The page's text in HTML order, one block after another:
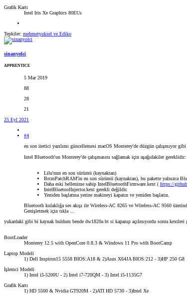
Grafik Kartı
Intel Iris Xe Graphics 80EUs
Tepkiler: mehmetyuksel ve Ediko
sinanyolci
APPRENTICE
5 Mar 2019
88
28
21
25 Eyl 2021
#4
en son üretici yazılımı güncellemesi macOS Monterey'de düzgün çalışmıyor
Intel Bluetooth'un Monterey'de çalışmasını sağlamak için aşağıdakiler gereklidir:
Lilu'nun en son sürümü (kaynaktan)
BrcmPatchRAM'in en son sürümü (kaynaktan), bu pakette yalnızca
Daha eski bellenime sahip IntelBluetoothFirmware.kext ( https://
IntelBluetoolInjector.kext gerekli değildir.
Yeniden başlatma yerine makineyi kapatın ve yeniden başlatın.
Bluetooth kulaklığa ses akışı ile Wireless-AC 8265 ve Wireless-AC 9560
Genişletmek için tıkla ...
yukardaki gibi bi kaynak buldum bende dw1820a bt si kapanıp açılmıyordu sonra
BootLoader
Monterey 12.5 with OpenCore 0.8.3 & Windows 11 Pro with BootCamp
Laptop Modeli
1) Dell Inspiron15 5558 BIOS:A18 & 2)Asus X64JA BIOS:212 - 3)HP 250 G8
İşlemci Modeli
1) Intel i5-5200U - 2) Intel i7-720QM - 3) Intel i5-1135G7
Grafik Kartı
1) HD 5500 & Nvidia GT920M - 2)ATI HD 5730 - 3)Intel Xe